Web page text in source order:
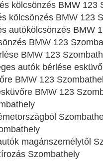
kölcsönzés BMW 123
kölcsönzés BMW 123
autókölcsönzés BMW
BMW 123
BMW 123
autók bérlése
BMW 123
BMW 123
magánszemélytől
Szombathely